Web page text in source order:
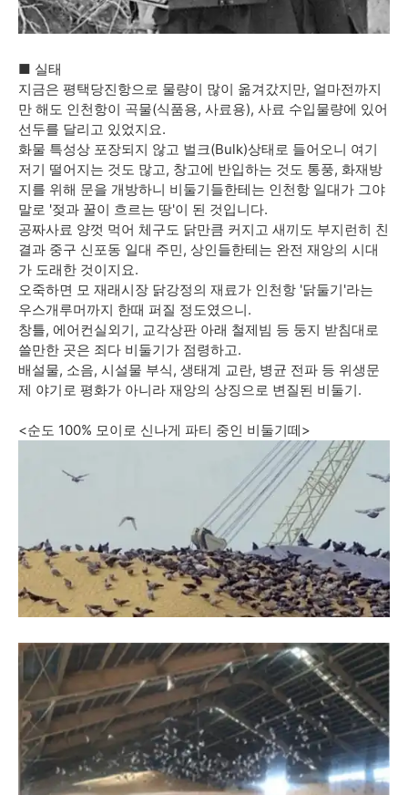
■ 실태
지금은 평택당진항으로 물량이 많이 옮겨갔지만, 얼마전까지
만 해도 인천항이 곡물(식품용, 사료용), 사료 수입물량에 있어
선두를 달리고 있었지요.
화물 특성상 포장되지 않고 벌크(Bulk)상태로 들어오니 여기
저기 떨어지는 것도 많고, 창고에 반입하는 것도 통풍, 화재방
지를 위해 문을 개방하니 비둘기들한테는 인천항 일대가 그야
말로 '젖과 꿀이 흐르는 땅'이 된 것입니다.
공짜사료 양껏 먹어 체구도 닭만큼 커지고 새끼도 부지런히 친
결과 중구 신포동 일대 주민, 상인들한테는 완전 재앙의 시대
가 도래한 것이지요.
오죽하면 모 재래시장 닭강정의 재료가 인천항 '닭둘기'라는
우스개루머까지 한때 퍼질 정도였으니.
창틀, 에어컨실외기, 교각상판 아래 철제빔 등 둥지 받침대로
쓸만한 곳은 죄다 비둘기가 점령하고.
배설물, 소음, 시설물 부식, 생태계 교란, 병균 전파 등 위생문
제 야기로 평화가 아니라 재앙의 상징으로 변질된 비둘기.
<순도 100% 모이로 신나게 파티 중인 비둘기떼>